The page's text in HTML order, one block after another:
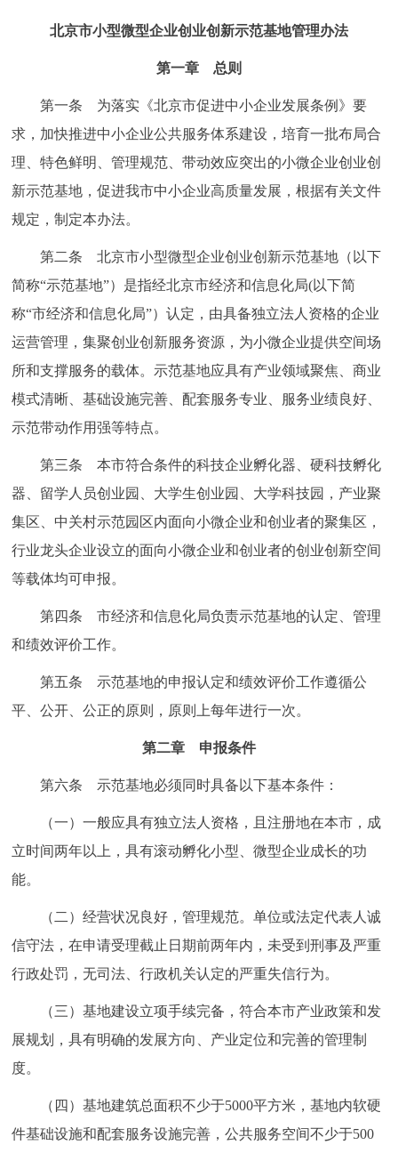
한국어
ESPAÑOL العربية PORTUGUÊS
ITALIANO
回到顶部
北京市小型微型企业创业创新示范基地管理办法
第一章 总则
第一条 为落实《北京市促进中小企业发展条例》要
求，加快推进中小企业公共服务体系建设，培育一批布局合
理、特色鲜明、管理规范、带动效应突出的小微企业创业创
新示范基地，促进我市中小企业高质量发展，根据有关文件
规定，制定本办法。
第二条 北京市小型微型企业创业创新示范基地（以下
简称“示范基地”）是指经北京市经济和信息化局(以下简
称“市经济和信息化局”）认定，由具备独立法人资格的企业
运营管理，集聚创业创新服务资源，为小微企业提供空间场
所和支撑服务的载体。示范基地应具有产业领域聚焦、商业
模式清晰、基础设施完善、配套服务专业、服务业绩良好、
示范带动作用强等特点。
第三条 本市符合条件的科技企业孵化器、硬科技孵化
器、留学人员创业园、大学生创业园、大学科技园，产业聚
集区、中关村示范园区内面向小微企业和创业者的聚集区，
行业龙头企业设立的面向小微企业和创业者的创业创新空间
等载体均可申报。
第四条 市经济和信息化局负责示范基地的认定、管理
和绩效评价工作。
第五条 示范基地的申报认定和绩效评价工作遵循公
平、公开、公正的原则，原则上每年进行一次。
第二章 申报条件
第六条 示范基地必须同时具备以下基本条件：
（一）一般应具有独立法人资格，且注册地在本市，成
立时间两年以上，具有滚动孵化小型、微型企业成长的功
能。
（二）经营状况良好，管理规范。单位或法定代表人诚
信守法，在申请受理截止日期前两年内，未受到刑事及严重
行政处罚，无司法、行政机关认定的严重失信行为。
（三）基地建设立项手续完备，符合本市产业政策和发
展规划，具有明确的发展方向、产业定位和完善的管理制
度。
（四）基地建筑总面积不少于5000平方米，基地内软硬
件基础设施和配套服务设施完善，公共服务空间不少于500